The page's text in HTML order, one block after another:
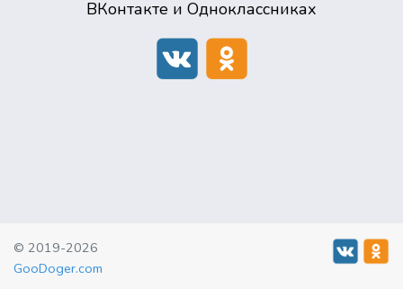
ВКонтакте и Одноклассниках
© 2019-2026
GooDoger.com